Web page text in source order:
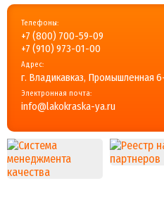
Телефоны:
+7 (800) 700-59-09
+7 (910) 973-01-00
Адрес:
г. Владикавказ, Промышленная
Электронная почта:
info@lakokraska-ya.ru